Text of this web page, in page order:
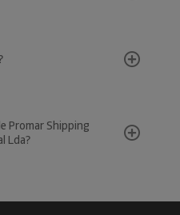
Promar Shipping
Lda?